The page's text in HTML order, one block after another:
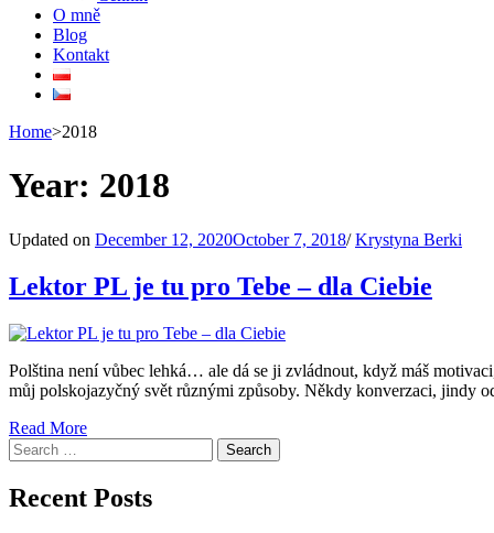
O mně
Blog
Kontakt
Home>2018
Year: 2018
Updated on December 12, 2020October 7, 2018/ Krystyna Berki
Lektor PL je tu pro Tebe – dla Ciebie
Polština není vůbec lehká… ale dá se ji zvládnout, když máš
můj polskojazyčný svět různými způsoby. Někdy konverzaci, jindy
Read More
Search
for:
Recent Posts